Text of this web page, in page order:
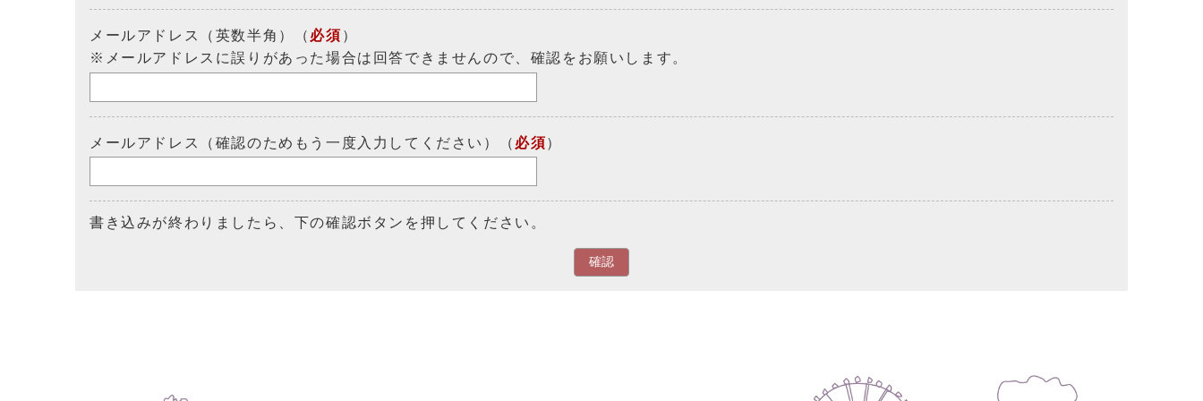
メールアドレス（英数半角）（ 必須 ）
※メールアドレスに誤りがあった場合は回答できませんので、確認をお願いします。
メールアドレス（確認のためもう一度入力してください）（ 必須）
書き込みが終わりましたら、下の確認ボタンを押してください。
確認